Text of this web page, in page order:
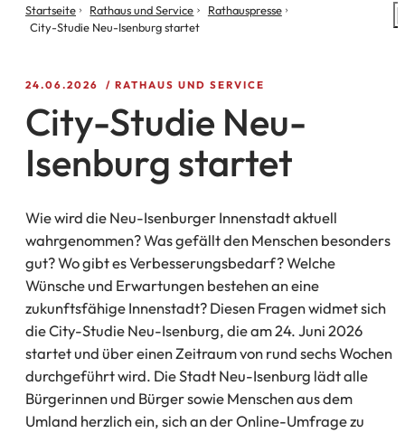
Sie
befinden
Startseite Rathaus und Service
Rathauspresse
City-Studie Neu-Isenburg startet
24.06.2026 RATHAUS UND SERVICE
City-Studie Neu-
Isenburg startet
Wie wird die Neu-Isenburger Innenstadt aktuell
wahrgenommen? Was gefällt den Menschen besonders
gut? Wo gibt es Verbesserungsbedarf? Welche
Wünsche und Erwartungen bestehen an eine
zukunftsfähige Innenstadt? Diesen Fragen widmet sich
die City-Studie Neu-Isenburg, die am 24. Juni 2026
startet und über einen Zeitraum von rund sechs Wochen
durchgeführt wird. Die Stadt Neu-Isenburg lädt alle
Bürgerinnen und Bürger sowie Menschen aus dem
Umland herzlich ein, sich an der Online-Umfrage zu